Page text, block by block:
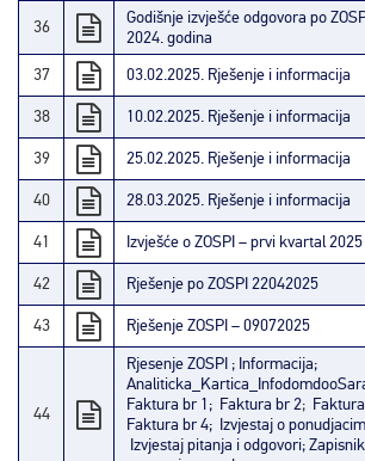
36
Godišnje izvješće odgovora po
2024. godina
37
03.02.2025. Rješenje i informacija
38 10.02.2025. Rješenje i informacija
39 25.02.2025. Rješenje i informacija
40 28.03.2025. Rješenje i informacija
41 Izvješće o ZOSPI – prvi kvartal 2025
42 Rješenje po ZOSPI 22042025
43 Rješenje ZOSPI – 09072025
44
Rjesenje ZOSPI ; Informacija;
Faktura br 1; Faktura br 2;
Faktura br 4; Izvjestaj o
Izvjestaj pitanja i odgovori;